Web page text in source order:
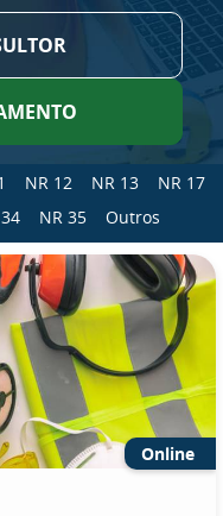
NR 12 NR 13
NR 17
NR 35 Outros
Online